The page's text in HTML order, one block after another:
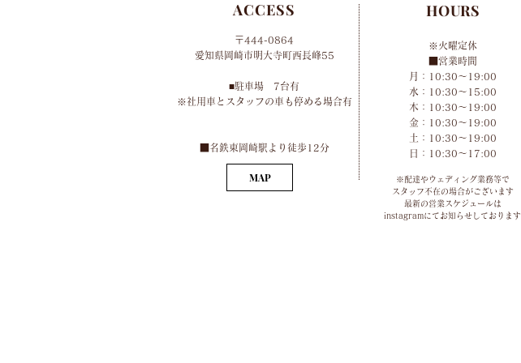
ACCESS
〒444-0864
​愛知県岡崎市明大寺町西長峰55
■​駐車場 7台有
​※社用車とスタッフの車も停める場合有
​■名鉄東岡崎駅より徒歩12分
MAP
HOURS
※火曜定休
■営業時間
月：10:30～19:00
水：10:30～15:00
木：10:30～19:00
金：10:30～19:00
土：10:30～19:00
​日：10:30～17:00
※配達やウェディング業務等で
スタッフ不在の場合がございます
最新の営業スケジュールは
instagramにてお知らせしております